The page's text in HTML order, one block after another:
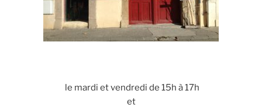
le mardi et vendredi de 15h à 17h
et